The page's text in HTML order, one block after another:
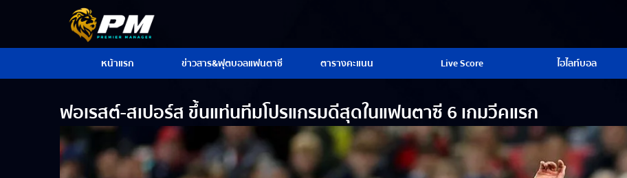
หน้าแรก ข่าวสาร&ฟุตบอลแฟนตาซี ตารางคะแนน Live Score ไฮไลท์บอล
ฟอเรสต์-สเปอร์ส ขึ้นแท่นทีมโปรแกรมดีสุดในแฟนตาซี 6 เกมวีคแรก